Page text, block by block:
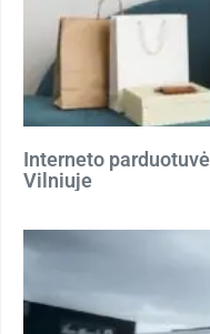
Interneto
Vilniuje